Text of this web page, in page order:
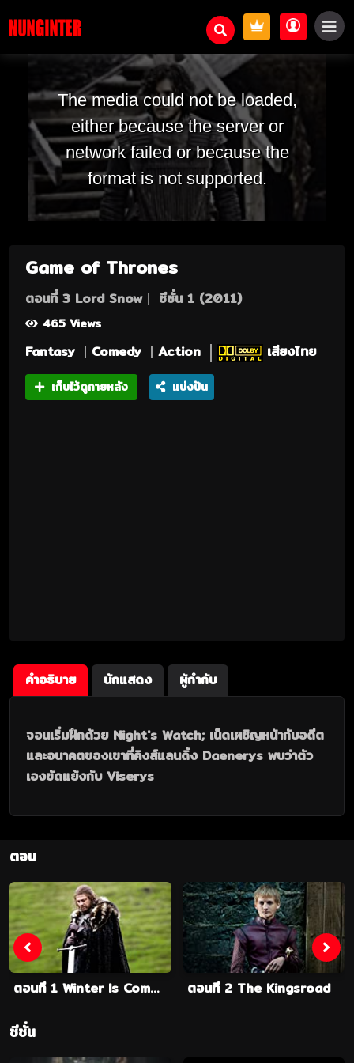
The media could not be loaded,
either because the server or
network failed or because the
format is not supported.
Game of Thrones
ตอนที่ 3 Lord Snow ซีซั่น 1 (2011)
465 Views
Fantasy Comedy Action เสียงไทย
เก็บไว้ดูภายหลัง แบ่งปัน
คำอธิบาย นักแสดง ผู้กำกับ
จอนเริ่มฝึกด้วย Night's Watch; เน็ดเผชิญหน้ากับอดีต
และอนาคตของเขาที่คิงส์แลนดิ้ง Daenerys พบว่าตัว
เองขัดแย้งกับ Viserys
ตอน
ตอนที่ 1 Winter Is Coming ตอนที่ 2 The Kingsroad
ซีซั่น